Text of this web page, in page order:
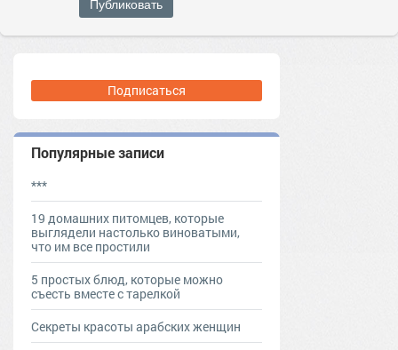
Публиковать
Подписаться
Популярные записи
***
19 домашних питомцев, которые
выглядели настолько виноватыми,
что им все простили
5 простых блюд, которые можно
съесть вместе с тарелкой
Секреты красоты арабских женщин